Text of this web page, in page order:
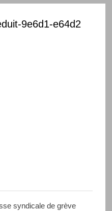
9e6d1-e64d2
syndicale de grève